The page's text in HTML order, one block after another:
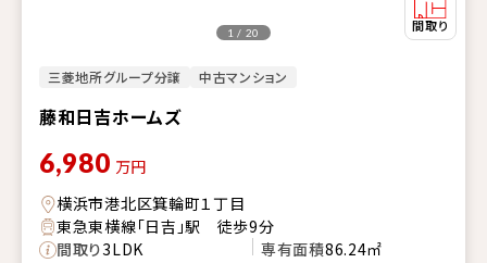
三菱地所グループ分譲 中古マンション
藤和日吉ホームズ
1 / 20
6,980 万円
横浜市港北区箕輪町１丁目
東急東横線「日吉」駅 徒歩9分
間取り3LDK 専有面積86.24㎡